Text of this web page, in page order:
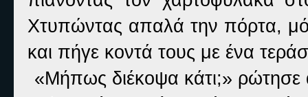
Χτυπώντας απαλά την πόρτα,
και πήγε κοντά τους με ένα
«Μήπως διέκοψα κάτι;»